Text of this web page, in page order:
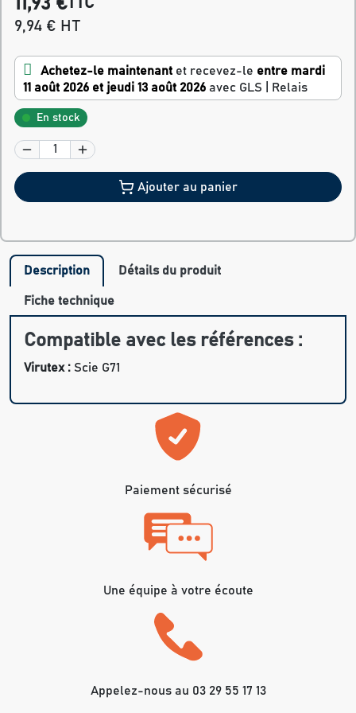
11,93 €TTC
9,94 € HT
Achetez-le maintenant et recevez-le entre mardi
11 août 2026 et jeudi 13 août 2026 avec GLS | Relais
En stock
Ajouter au panier
Description Détails du produit
Fiche technique
Compatible avec les références :
Virutex : Scie G71
Paiement sécurisé
Une équipe à votre écoute
Appelez-nous au 03 29 55 17 13